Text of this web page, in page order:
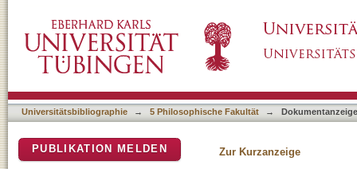
Theben und seine jahreszeitliche Einordnung
Universitätsbibliographie → 5 Philosophische Fakultät → Dokumentanzeige
Zur Kurzanzeige
PUBLIKATION MELDEN